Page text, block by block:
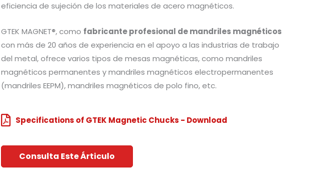
eficiencia de sujeción de los materiales de acero magnéticos.
GTEK MAGNET®, como fabricante profesional de mandriles magnéticos
con más de 20 años de experiencia en el apoyo a las industrias de trabajo
del metal, ofrece varios tipos de mesas magnéticas, como mandriles
magnéticos permanentes y mandriles magnéticos electropermanentes
(mandriles EEPM), mandriles magnéticos de polo fino, etc.
Specifications of GTEK Magnetic Chucks - Download
Consulta Este Árticulo